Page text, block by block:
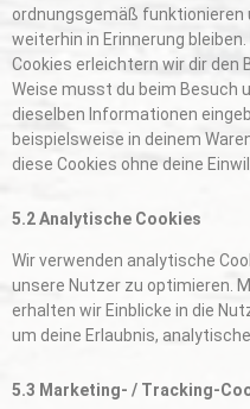
ordnungsgemäß funktionieren
weiterhin in Erinnerung
Cookies erleichtern wir dir den
Weise musst du beim Besuch
dieselben Informationen
beispielsweise in deinem
diese Cookies ohne deine
5.2 Analytische Cookies
Wir verwenden analytische
unsere Nutzer zu optimieren.
erhalten wir Einblicke in die
um deine Erlaubnis,
5.3 Marketing- / Tracking-